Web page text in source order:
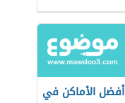
أفضل الأماكن في